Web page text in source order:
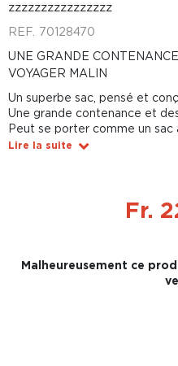
zzzzzzzzzzzzzzzz
REF. 70128470
UNE GRANDE
VOYAGER MALIN
Un superbe sac, pensé et
Une grande contenance et
Peut se porter comme un sac
Lire la suite
Fr.
Malheureusement ce